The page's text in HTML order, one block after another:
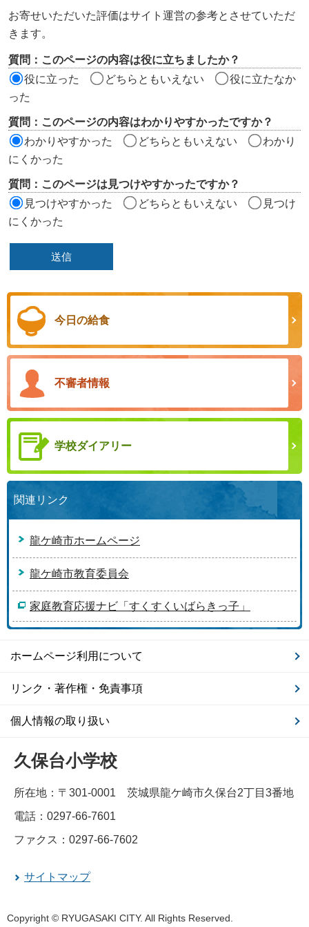
ン
ツ
価
ア
お寄せいただいた評価はサイト運営の参考とさせていただ
きます。
質問：このページの内容は役に立ちましたか？
役に立った
どちらともいえない
役に立たなか
った
質問：このページの内容はわかりやすかったですか？
わかりやすかった
どちらともいえない
わかり
にくかった
質問：このページは見つけやすかったですか？
見つけやすかった
どちらともいえない
見つけ
にくかった
今日の給食
不審者情報
学校ダイアリー
関連リンク
龍ケ崎市ホームページ
龍ケ崎市教育委員会
家庭教育応援ナビ「すくすくいばらきっ子」
ホームページ利用について
リンク・著作権・免責事項
個人情報の取り扱い
久保台小学校
所在地：〒301-0001 茨城県龍ケ崎市久保台2丁目3番地
電話：0297-66-7601
ファクス：0297-66-7602
サイトマップ
Copyright © RYUGASAKI CITY. All Rights Reserved.